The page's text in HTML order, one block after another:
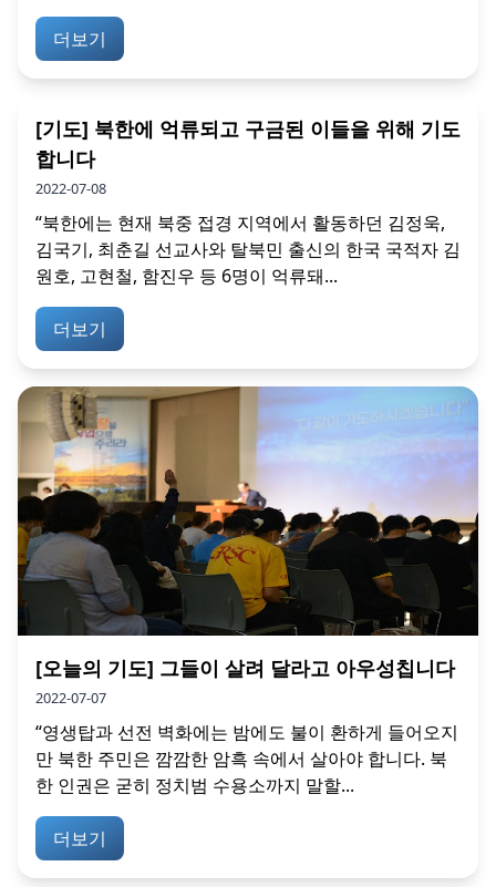
더보기
[기도] 북한에 억류되고 구금된 이들을 위해 기도
합니다
2022-07-08
“북한에는 현재 북중 접경 지역에서 활동하던 김정욱,
김국기, 최춘길 선교사와 탈북민 출신의 한국 국적자 김
원호, 고현철, 함진우 등 6명이 억류돼...
더보기
[오늘의 기도] 그들이 살려 달라고 아우성칩니다
2022-07-07
“영생탑과 선전 벽화에는 밤에도 불이 환하게 들어오지
만 북한 주민은 깜깜한 암흑 속에서 살아야 합니다. 북
한 인권은 굳히 정치범 수용소까지 말할...
더보기